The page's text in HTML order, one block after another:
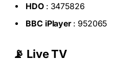
HDO: 3475826
BBC iPlayer: 952065
📡 Live TV